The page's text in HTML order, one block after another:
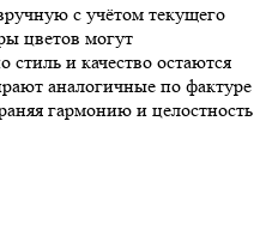
с учётом текущего
цветов могут
стиль и качество остаются
аналогичные по фактуре
гармонию и целостность